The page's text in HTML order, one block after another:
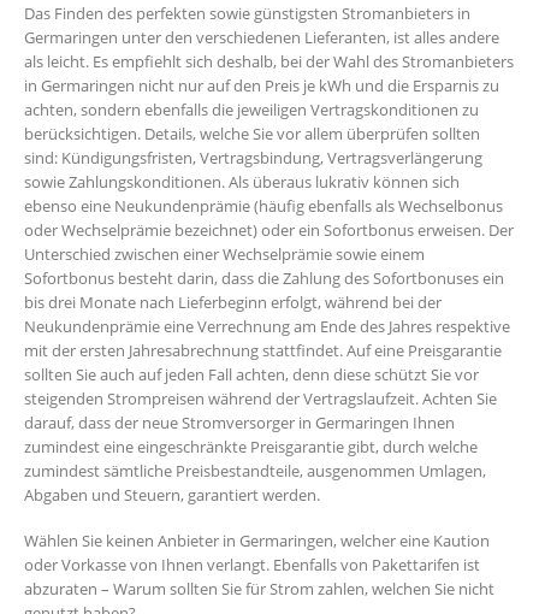
Das Finden des perfekten sowie günstigsten Stromanbieters in
Germaringen unter den verschiedenen Lieferanten, ist alles andere
als leicht. Es empfiehlt sich deshalb, bei der Wahl des Stromanbieters
in Germaringen nicht nur auf den Preis je kWh und die Ersparnis zu
achten, sondern ebenfalls die jeweiligen Vertragskonditionen zu
berücksichtigen. Details, welche Sie vor allem überprüfen sollten
sind: Kündigungsfristen, Vertragsbindung, Vertragsverlängerung
sowie Zahlungskonditionen. Als überaus lukrativ können sich
ebenso eine Neukundenprämie (häufig ebenfalls als Wechselbonus
oder Wechselprämie bezeichnet) oder ein Sofortbonus erweisen. Der
Unterschied zwischen einer Wechselprämie sowie einem
Sofortbonus besteht darin, dass die Zahlung des Sofortbonuses ein
bis drei Monate nach Lieferbeginn erfolgt, während bei der
Neukundenprämie eine Verrechnung am Ende des Jahres respektive
mit der ersten Jahresabrechnung stattfindet. Auf eine Preisgarantie
sollten Sie auch auf jeden Fall achten, denn diese schützt Sie vor
steigenden Strompreisen während der Vertragslaufzeit. Achten Sie
darauf, dass der neue Stromversorger in Germaringen Ihnen
zumindest eine eingeschränkte Preisgarantie gibt, durch welche
zumindest sämtliche Preisbestandteile, ausgenommen Umlagen,
Abgaben und Steuern, garantiert werden.
Wählen Sie keinen Anbieter in Germaringen, welcher eine Kaution
oder Vorkasse von Ihnen verlangt. Ebenfalls von Pakettarifen ist
abzuraten – Warum sollten Sie für Strom zahlen, welchen Sie nicht